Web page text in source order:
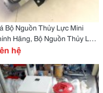
Bộ Nguồn Thủy Lực Mini
Hãng, Bộ Nguồn Thủy Lực
Hạ Hàng Hóa Chính Hãng,
hệ